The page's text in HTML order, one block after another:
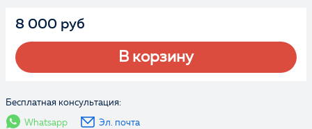
8 000 руб
В корзину
Бесплатная консультация:
Whatsapp Эл. почта